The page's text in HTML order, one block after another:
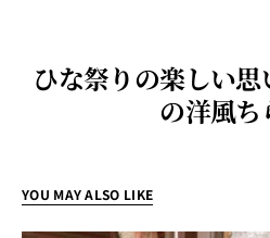
ひな祭りの楽しい
の洋風ち
YOU MAY ALSO LIKE